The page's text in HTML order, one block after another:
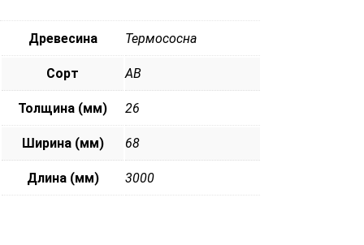
Древесина Термососна
Сорт АВ
Толщина (мм) 26
Ширина (мм) 68
Длина (мм) 3000